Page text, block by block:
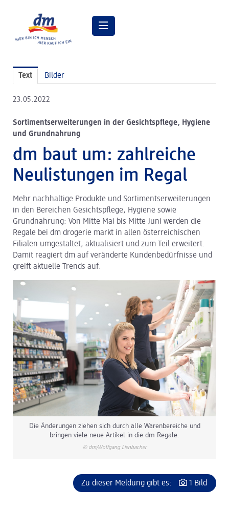
Pressebilder
dm Geschäftsführung
dm Markt
Lehre bei dm
Arbeiten bei dm
dm Logistik
dm Online Shop
Pressekontakt
ACTIVE BEAUTY
Text Bilder
23.05.2022
Sortimentserweiterungen in der Gesichtspflege, Hygiene
und Grundnahrung
dm baut um: zahlreiche
Neulistungen im Regal
Mehr nachhaltige Produkte und Sortimentserweiterungen
in den Bereichen Gesichtspflege, Hygiene sowie
Grundnahrung: Von Mitte Mai bis Mitte Juni werden die
Regale bei dm drogerie markt in allen österreichischen
Filialen umgestaltet, aktualisiert und zum Teil erweitert.
Damit reagiert dm auf veränderte Kundenbedürfnisse und
greift aktuelle Trends auf.
Die Änderungen ziehen sich durch alle Warenbereiche und
bringen viele neue Artikel in die dm Regale.
© dm/Wolfgang Lienbacher
Zu dieser Meldung gibt es: 1 Bild